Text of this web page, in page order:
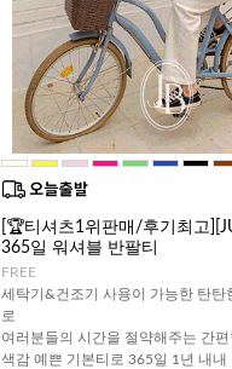
[🏆티셔츠1위판매/후기최고
365일 워셔블 반팔티
FREE
세탁기&건조기 사용이 가능한 탄탄
로
여러분들의 시간을 절약해주는 간
색감 예쁜 기본티로 365일 1년 내내